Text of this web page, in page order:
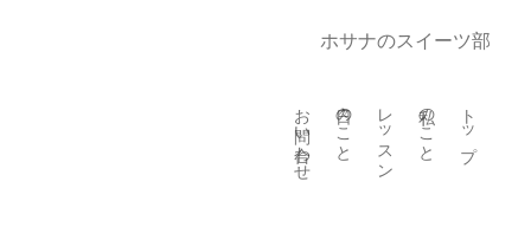
ホサナのスイーツ部
トップ
私のこと
レッスン
日々のこと
お問い合わせ